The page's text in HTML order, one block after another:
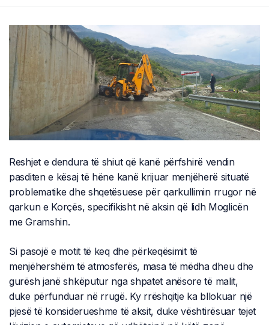
Reshjet e dendura të shiut që kanë përfshirë vendin
pasditen e kësaj të hëne kanë krijuar menjëherë situatë
problematike dhe shqetësuese për qarkullimin rrugor në
qarkun e Korçës, specifikisht në aksin që lidh Moglicën
me Gramshin.
Si pasojë e motit të keq dhe përkeqësimit të
menjëhershëm të atmosferës, masa të mëdha dheu dhe
gurësh janë shkëputur nga shpatet anësore të malit,
duke përfunduar në rrugë. Ky rrëshqitje ka bllokuar një
pjesë të konsiderueshme të aksit, duke vështirësuar tejet